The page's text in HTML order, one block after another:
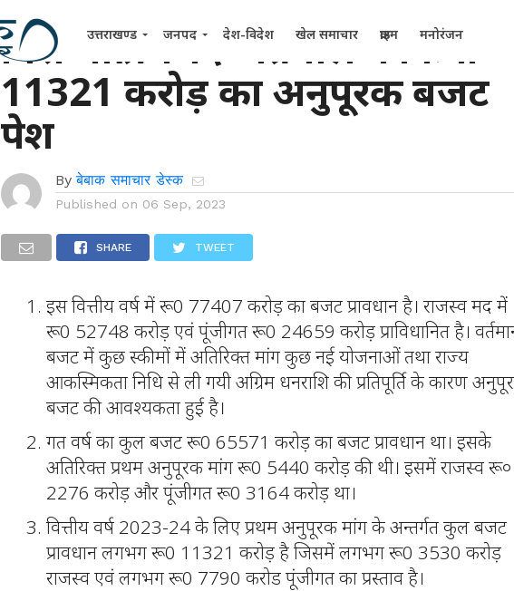
उत्तराखण्ड जनपद देश-विदेश खेल समाचार क्राइम मनोरंजन
वित्त मंत्री प्रेमचंद अग्रवाल ने किया
11321 करोड़ का अनुपूरक बजट
पेश
By बेबाक समाचार डेस्क
Published on 06 Sep, 2023
SHARE TWEET
इस वित्तीय वर्ष में रू0 77407 करोड़ का बजट प्रावधान है। राजस्व मद में
रू0 52748 करोड़ एवं पूंजीगत रू0 24659 करोड़ प्राविधानित है।
बजट में कुछ स्कीमों में अतिरिक्त मांग कुछ नई योजनाओं तथा राज्य
आकस्मिकता निधि से ली गयी अग्रिम धनराशि की प्रतिपूर्ति के कारण
बजट की आवश्यकता हुई है।
गत वर्ष का कुल बजट रू0 65571 करोड़ का बजट प्रावधान था। इसके
अतिरिक्त प्रथम अनुपूरक मांग रू0 5440 करोड़ की थी। इसमें राजस्व रू०
2276 करोड़ और पूंजीगत रू0 3164 करोड़ था।
वित्तीय वर्ष 2023-24 के लिए प्रथम अनुपूरक मांग के अन्तर्गत कुल बजट
प्रावधान लगभग रू0 11321 करोड़ है जिसमें लगभग रू0 3530 करोड़
राजस्व एवं लगभग रू0 7790 करोड पूंजीगत का प्रस्ताव है।